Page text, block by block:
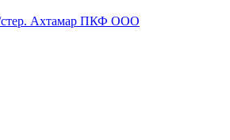
стер. Ахтамар ПКФ ООО